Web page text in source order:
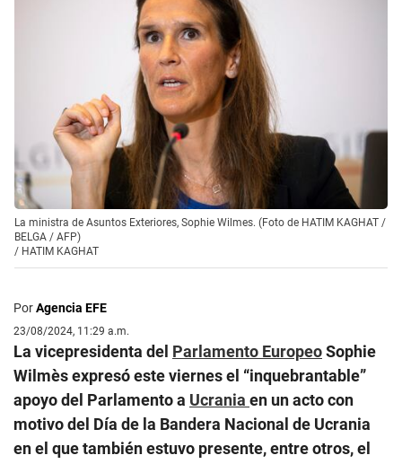
La ministra de Asuntos Exteriores, Sophie Wilmes. (Foto de HATIM KAGHAT /
BELGA / AFP)
/ HATIM KAGHAT
PorAgencia EFE
23/08/2024, 11:29 a.m.
La vicepresidenta del Parlamento EuropeoSophie
Wilmès expresó este viernes el “inquebrantable”
apoyo del Parlamento a Ucrania en un acto con
motivo del Día de la Bandera Nacional de Ucrania
en el que también estuvo presente, entre otros, el